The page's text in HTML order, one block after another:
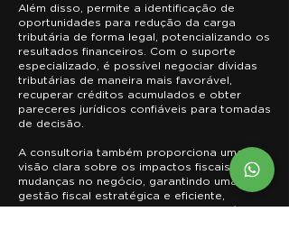
Além disso, permite a identificação de
oportunidades para redução da carga
tributária de forma legal, potencializando os
resultados financeiros. Com o suporte
especializado, é possível negociar dívidas
tributárias de maneira mais favorável,
recuperar créditos acumulados e obter
pareceres jurídicos confiáveis para tomadas
de decisão.
A consultoria também proporciona uma
visão clara sobre os impactos fiscais de
mudanças no negócio, garantindo uma
gestão fiscal estratégica e eficiente,
essencial para o crescimento sustentável e